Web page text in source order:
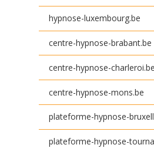
hypnose-luxembourg.be
centre-hypnose-brabant.be
centre-hypnose-charleroi.be
centre-hypnose-mons.be
plateforme-hypnose-
plateforme-hypnose-